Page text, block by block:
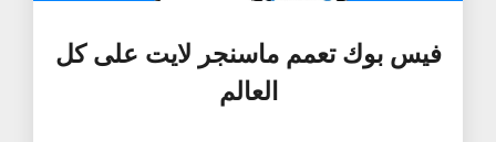
فيس بوك تعمم ماسنجر لايت على كل
العالم